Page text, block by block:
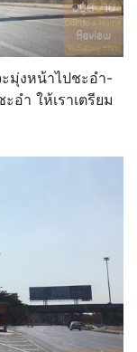
มุ่งหน้าไปชะอำ-
อำ ให้เราเตรียม